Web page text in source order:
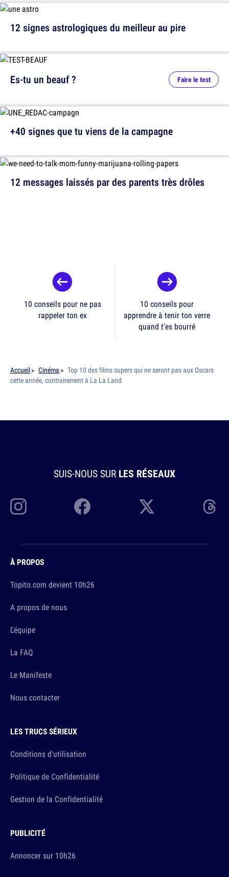
12 signes astrologiques du meilleur au pire
12 messages laissés par des parents très drôles
Es-tu un beauf ? Faire le test
+40 signes que tu viens de la campagne
10 conseils pour ne pas
rappeler ton ex
10 conseils pour
apprendre à tenir ton verre
quand t'es bourré
Accueil Cinéma
Top 10 des films supers qui ne seront pas aux Oscars
cette année, contrairement à La La Land
SUIS-NOUS SUR LES RÉSEAUX
À PROPOS
Topito.com devient 10h26
A propos de nous
L'équipe
La FAQ
Le Manifeste
Nous contacter
LES TRUCS SÉRIEUX
Conditions d'utilisation
Politique de Confidentialité
Gestion de la Confidentialité
PUBLICITÉ
Annoncer sur 10h26